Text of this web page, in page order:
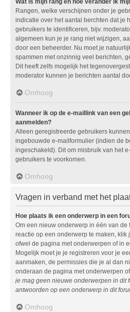
Rangen, welke verschijnen onder je
indicatie over het aantal berchten dat je
gebruikers te identificeren, bijv.
algemeen kun je je rang niet wijzigen,
door een beheerder. Nu moet je
spammen met onzinnig veel berichten,
Dit heeft zelfs mogelijk het
moderator kunnen je berichten aantal
Omhoog
Wanneer ik op de e-maillink van een
aanmelden?
Alleen geregistreerde gebruikers
ingebouwde e-mailformulier (indien de
ingeschakeld). Dit om misbruik van het
gebruikers te voorkomen.
Omhoog
Vragen in verband met het
Hoe plaats ik een onderwerp in een
Om een nieuw onderwerp in één van de
reactie op een onderwerp te maken,
ofwel de pagina met onderwerpen of in
Mogelijk moet je je registreren voor je
aanmaken, de permissies die je al dan
onderaan de pagina met onderwerpen
je mag geen nieuwe onderwerpen in dit
antwoorden op een onderwerp in dit
Omhoog